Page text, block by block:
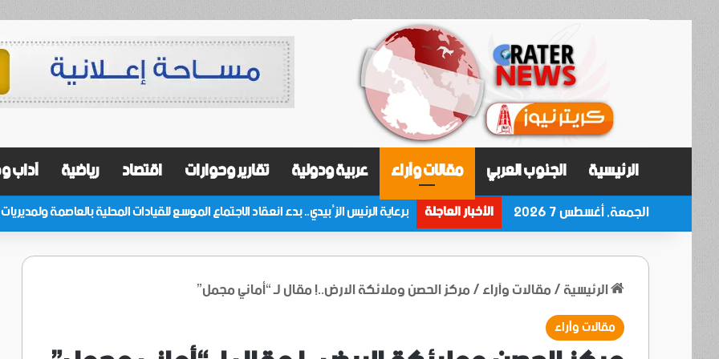
الرئيسية الجنوب العربي مقالات وآراء عربية ودولية تقارير وحوارات اقتصاد رياضية آداب
الجمعة, أغسطس 7 2026 الأخبار العاجلة
الرئيسية/مقالات وآراء/مركز الحصن وملائكة الارض..! مقال لـ “أماني مجمل”
مقالات وآراء